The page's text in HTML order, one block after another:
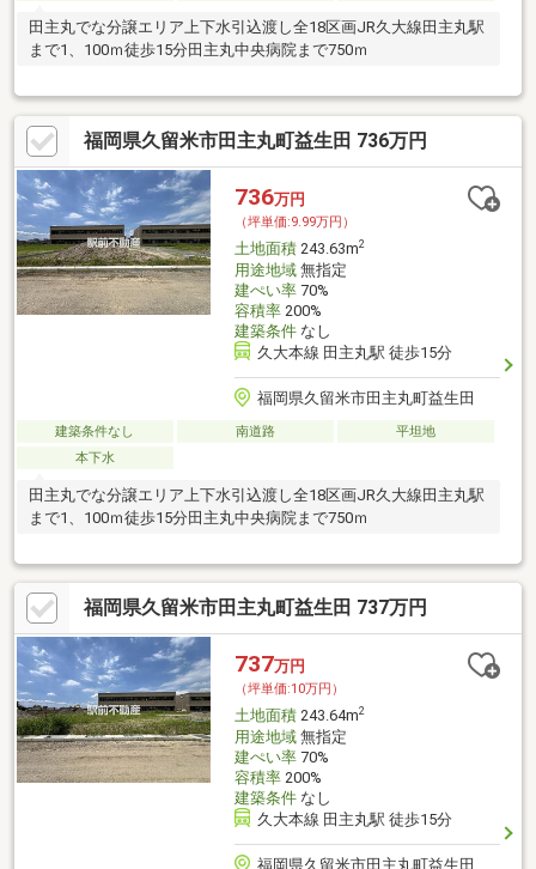
田主丸でな分譲エリア上下水引込渡し全18区画JR久大線田主丸駅
まで1、100ｍ徒歩15分田主丸中央病院まで750ｍ
福岡県久留米市田主丸町益生田 736万円
736万円
（坪単価:9.99万円）
土地面積243.63m2
用途地域無指定
建ぺい率70%
容積率200%
建築条件なし
久大本線 田主丸駅 徒歩15分
福岡県久留米市田主丸町益生田
建築条件なし 南道路
平坦地
本下水
田主丸でな分譲エリア上下水引込渡し全18区画JR久大線田主丸駅
まで1、100ｍ徒歩15分田主丸中央病院まで750ｍ
福岡県久留米市田主丸町益生田 737万円
737万円
（坪単価:10万円）
土地面積243.64m2
用途地域無指定
建ぺい率70%
容積率200%
建築条件なし
久大本線 田主丸駅 徒歩15分
福岡県久留米市田主丸町益生田